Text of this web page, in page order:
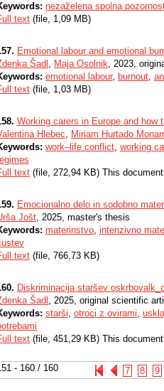
- 160 / 160 7 8 9
nezaželena spolna
text (file, 1,09 MB)
Emotional labour and emotional
Šadl , Maja Osolnik, 2023,
emotional labour, burnout,
text (file, 1,03 MB)
Working carers in Europe and
Hlebec, Miriam Hurtado
work–life conflict, working
text (file, 272,94 KB) This
Emocionalno delo in sodobno
Jošt, 2025, master's thesis
materinstvo, intenzivno
text (file, 766,73 KB)
Diskriminacija staršev
Šadl , 2025, original scientific
starši, otroci z ovirami,
text (file, 451,29 KB) This